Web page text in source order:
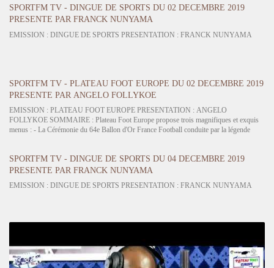
SPORTFM TV - DINGUE DE SPORTS DU 02 DECEMBRE 2019
PRESENTE PAR FRANCK NUNYAMA
EMISSION : DINGUE DE SPORTS PRESENTATION : FRANCK NUNYAMA
SPORTFM TV - PLATEAU FOOT EUROPE DU 02 DECEMBRE 2019
PRESENTE PAR ANGELO FOLLYKOE
EMISSION : PLATEAU FOOT EUROPE PRESENTATION : ANGELO
FOLLYKOE SOMMAIRE : Plateau Foot Europe propose trois magnifiques et exquis
menus : - La Cérémonie du 64e Ballon d'Or France Football conduite par la légende
SPORTFM TV - DINGUE DE SPORTS DU 04 DECEMBRE 2019
PRESENTE PAR FRANCK NUNYAMA
EMISSION : DINGUE DE SPORTS PRESENTATION : FRANCK NUNYAMA